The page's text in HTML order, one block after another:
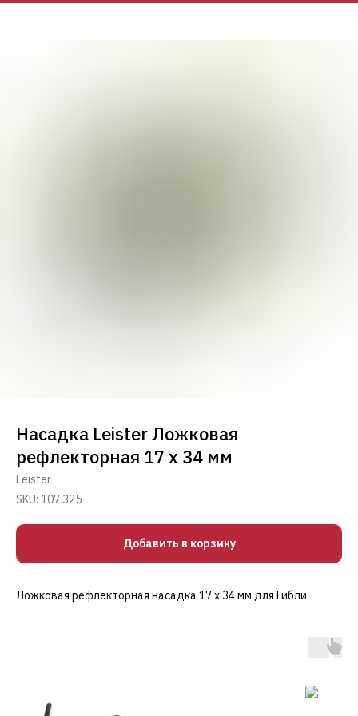
Насадка Leister Ложковая
рефлекторная 17 х 34 мм
Leister
SKU: 107.325
Добавить в корзину
Ложковая рефлекторная насадка 17 х 34 мм для Гибли